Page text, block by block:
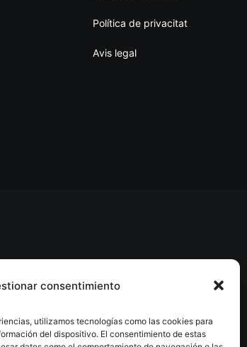
consentimiento
utilizamos tecnologías como las cookies para
del dispositivo. El consentimiento de estas
Política de privacitat
Avis legal